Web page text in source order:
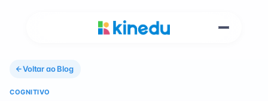
Voltar ao Blog
COGNITIVO